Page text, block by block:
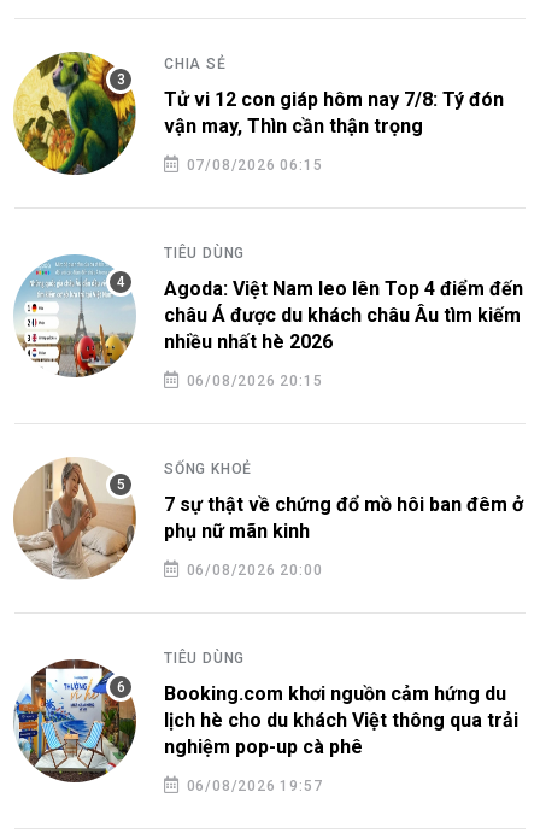
CHIA SẺ
Tử vi 12 con giáp hôm nay 7/8: Tý đón
vận may, Thìn cần thận trọng
07/08/2026 06:15
TIÊU DÙNG
Agoda: Việt Nam leo lên Top 4 điểm đến
châu Á được du khách châu Âu tìm kiếm
nhiều nhất hè 2026
06/08/2026 20:15
SỐNG KHOẺ
7 sự thật về chứng đổ mồ hôi ban đêm ở
phụ nữ mãn kinh
06/08/2026 20:00
TIÊU DÙNG
Booking.com khơi nguồn cảm hứng du
lịch hè cho du khách Việt thông qua trải
nghiệm pop-up cà phê
06/08/2026 19:57